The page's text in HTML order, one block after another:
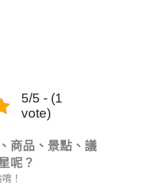
5/5 - (1
vote)
商品、景點、議
呢？
！